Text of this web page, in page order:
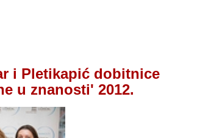
i Pletikapić dobitnice
u znanosti' 2012.